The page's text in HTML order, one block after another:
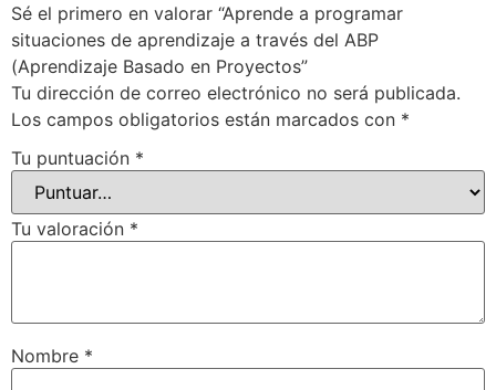
Sé el primero en valorar “Aprende a programar
situaciones de aprendizaje a través del ABP
(Aprendizaje Basado en Proyectos”
Tu dirección de correo electrónico no será publicada.
Los campos obligatorios están marcados con *
Tu puntuación *
Tu valoración *
Nombre *